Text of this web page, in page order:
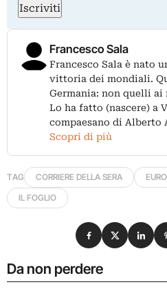
Iscriviti
Francesco Sala
Francesco Sala è nato
vittoria dei mondiali.
Germania: non quelli
Lo ha fatto (nascere) a
compaesano di Alberto
Scopri di più
TAG CORRIERE DELLA SERA
IL FOGLIO
Da non perdere
Condividi su
Condividi